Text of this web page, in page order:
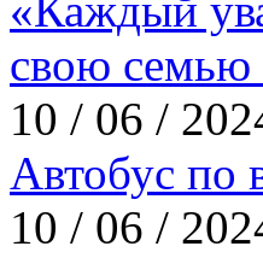
свою семью
10 / 06 /
Автобус по
10 / 06 /